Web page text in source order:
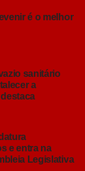
que as
em
manter
que animais
jovens”,
é o melhor
sanitário
a
e entra na
Legislativa